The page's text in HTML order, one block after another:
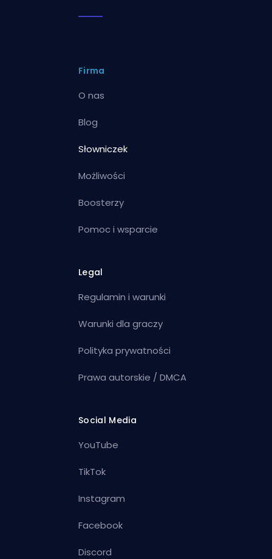
Firma
O nas
Blog
Słowniczek
Możliwości
Boosterzy
Pomoc i wsparcie
Legal
Regulamin i warunki
Warunki dla graczy
Polityka prywatności
Prawa autorskie / DMCA
Social Media
YouTube
TikTok
Instagram
Facebook
Discord